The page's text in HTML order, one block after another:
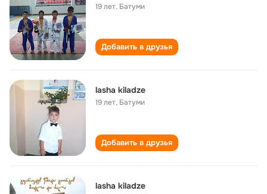
19 лет, Батуми
Добавить в друзья
lasha kiladze
19 лет, Батуми
Добавить в друзья
lasha kiladze